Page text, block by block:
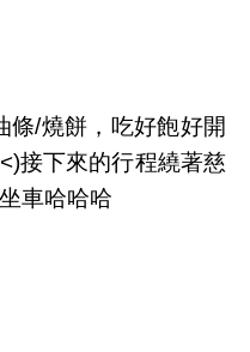
條/燒餅，吃好飽好開
接下來的行程繞著慈
車哈哈哈